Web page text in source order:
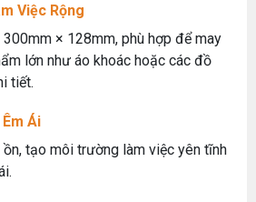
Việc Rộng
× 128mm, phù hợp để may
lớn như áo khoác hoặc các đồ
tiết.
Ái
ồn, tạo môi trường làm việc yên tĩnh